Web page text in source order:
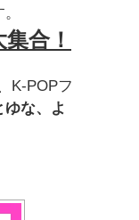
合！
K-POPフ
な、よ